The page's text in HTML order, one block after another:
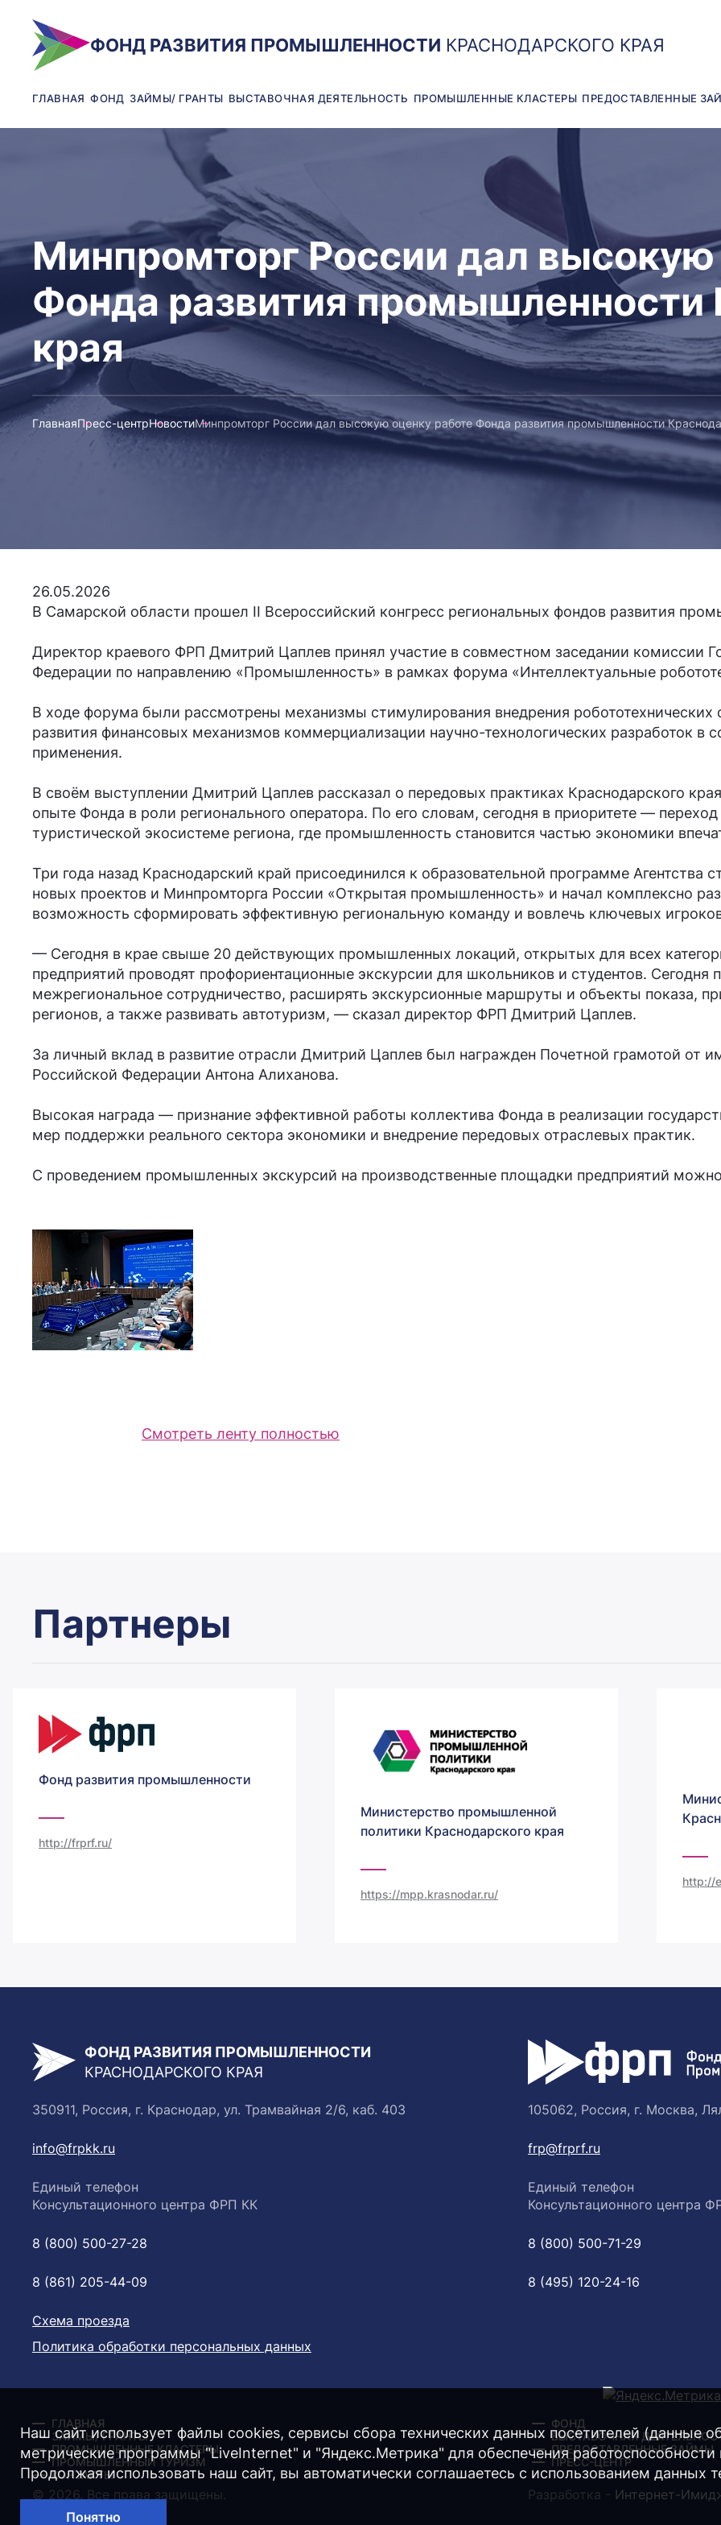
ФОНД РАЗВИТИЯ ПРОМЫШЛЕННОСТИ КРАСНОДАРСКОГО КРАЯ
ГЛАВНАЯ ФОНД ЗАЙМЫ/ ГРАНТЫ ВЫСТАВОЧНАЯ ДЕЯТЕЛЬНОСТЬ ПРОМЫШЛЕННЫЕ КЛАСТЕРЫ ПРЕДОСТАВЛЕННЫЕ
Минпромторг России дал высокую
Фонда развития промышленности
края
ГлавнаяПресс-центрНовостиМинпромторг России дал высокую оценку работе Фонда развития промышленности
26.05.2026
В Самарской области прошел II Всероссийский конгресс региональных фондов развития
Директор краевого ФРП Дмитрий Цаплев принял участие в совместном заседании комиссии
Федерации по направлению «Промышленность» в рамках форума «Интеллектуальные
В ходе форума были рассмотрены механизмы стимулирования внедрения
развития финансовых механизмов коммерциализации научно-технологических разработок в
применения.
В своём выступлении Дмитрий Цаплев рассказал о передовых практиках Краснодарского
опыте Фонда в роли регионального оператора. По его словам, сегодня в приоритете —
туристической экосистеме региона, где промышленность становится частью экономики
Три года назад Краснодарский край присоединился к образовательной программе Агентства
новых проектов и Минпромторга России «Открытая промышленность» и начал комплексно
возможность сформировать эффективную региональную команду и вовлечь ключевых
— Сегодня в крае свыше 20 действующих промышленных локаций, открытых для всех
предприятий проводят профориентационные экскурсии для школьников и студентов. Сегодня
межрегиональное сотрудничество, расширять экскурсионные маршруты и объекты показа,
регионов, а также развивать автотуризм, — сказал директор ФРП Дмитрий Цаплев.
За личный вклад в развитие отрасли Дмитрий Цаплев был награжден Почетной грамотой от
Российской Федерации Антона Алиханова.
Высокая награда — признание эффективной работы коллектива Фонда в реализации
мер поддержки реального сектора экономики и внедрение передовых отраслевых практик.
С проведением промышленных экскурсий на производственные площадки предприятий
Смотреть ленту полностью
Партнеры
Фонд развития промышленности
http://frprf.ru/
Министерство промышленной
политики Краснодарского края
https://mpp.krasnodar.ru/
http://
ФОНД РАЗВИТИЯ ПРОМЫШЛЕННОСТИ
КРАСНОДАРСКОГО КРАЯ
350911, Россия, г. Краснодар, ул. Трамвайная 2/6, каб. 403
info@frpkk.ru
Единый телефон
Консультационного центра ФРП КК
8 (800) 500-27-28
8 (861) 205-44-09
Схема проезда
Политика обработки персональных данных
105062, Россия, г. Москва,
frp@frprf.ru
Единый телефон
Консультационного центра
8 (800) 500-71-29
8 (495) 120-24-16
ГЛАВНАЯ
ФОНД
ЗАЙМЫ/ ГРАНТЫ
ВЫСТАВОЧНАЯ
ПРОМЫШЛЕННЫЕ КЛАСТЕРЫ
ПРЕДОСТАВЛЕННЫЕ ЗАЙМЫ
ПРОМЫШЛЕННЫЙ ТУРИЗМ
ПРЕСС-ЦЕНТР
КОНТАКТЫ
© 2026. Все права защищены. Разработка - Интернет-
Наш сайт использует файлы cookies, сервисы сбора технических данных посетителей (данные
метрические программы "LiveInternet" и "Яндекс.Метрика" для обеспечения
Продолжая использовать наш сайт, вы автоматически соглашаетесь с использованием данных
Понятно